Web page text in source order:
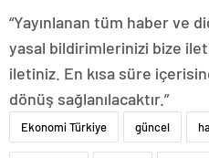
“Yayınlanan tüm haber ve
yasal bildirimlerinizi bize
iletiniz. En kısa süre
dönüş sağlanılacaktır.”
Ekonomi Türkiye güncel